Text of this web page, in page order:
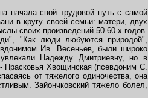
начала свой трудовой путь с самой
в кругу своей семьи: матери, двух
своих произведений 50-60-х годов.
"Как люди любуются природой",
Ив. Весеньев, были широко
Надежду Дмитриевну, но в
Прасковья Хвощинская (псевдоним С.
от тяжелого одиночества, она
Зайончковский тяжело болел,